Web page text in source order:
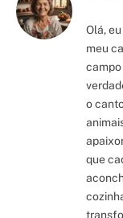
Olá,
meu
campo
o
que